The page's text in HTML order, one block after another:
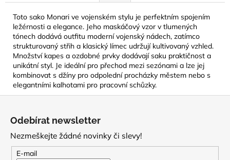
Toto sako Monari ve vojenském stylu je perfektním spojením
ležérnosti a elegance. Jeho maskáčový vzor v tlumených
tónech dodává outfitu moderní vojenský nádech, zatímco
strukturovaný střih a klasický límec udržují kultivovaný vzhled.
Množství kapes a ozdobné prvky dodávají saku praktičnost a
unikátní styl. Je ideální pro přechod mezi sezónami a lze jej
kombinovat s džíny pro odpolední procházky městem nebo s
elegantními kalhotami pro pracovní schůzky.
Odebírat newsletter
Nezmeškejte žádné novinky či slevy!
E-mail